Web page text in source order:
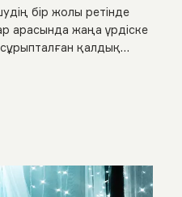
бір жолы ретінде
арасында жаңа үрдіске
қалдық